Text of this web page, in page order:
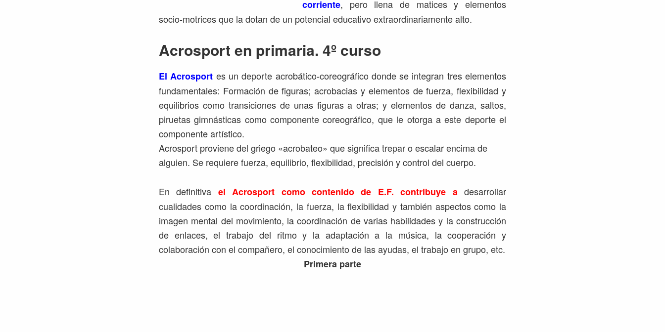
corriente, pero llena de matices y elementos
socio-motrices que la dotan de un potencial educativo extraordinariamente alto.
Acrosport en primaria. 4º curso
El Acrosport es un deporte acrobático-coreográfico donde se integran tres elementos
fundamentales: Formación de figuras; acrobacias y elementos de fuerza, flexibilidad y
equilibrios como transiciones de unas figuras a otras; y elementos de danza, saltos,
piruetas gimnásticas como componente coreográfico, que le otorga a este deporte el
componente artístico.
Acrosport proviene del griego «acrobateo» que significa trepar o escalar encima de
alguien. Se requiere fuerza, equilibrio, flexibilidad, precisión y control del cuerpo.
En definitiva el Acrosport como contenido de E.F. contribuye a desarrollar
cualidades como la coordinación, la fuerza, la flexibilidad y también aspectos como la
imagen mental del movimiento, la coordinación de varias habilidades y la construcción
de enlaces, el trabajo del ritmo y la adaptación a la música, la cooperación y
colaboración con el compañero, el conocimiento de las ayudas, el trabajo en grupo, etc.
Primera parte